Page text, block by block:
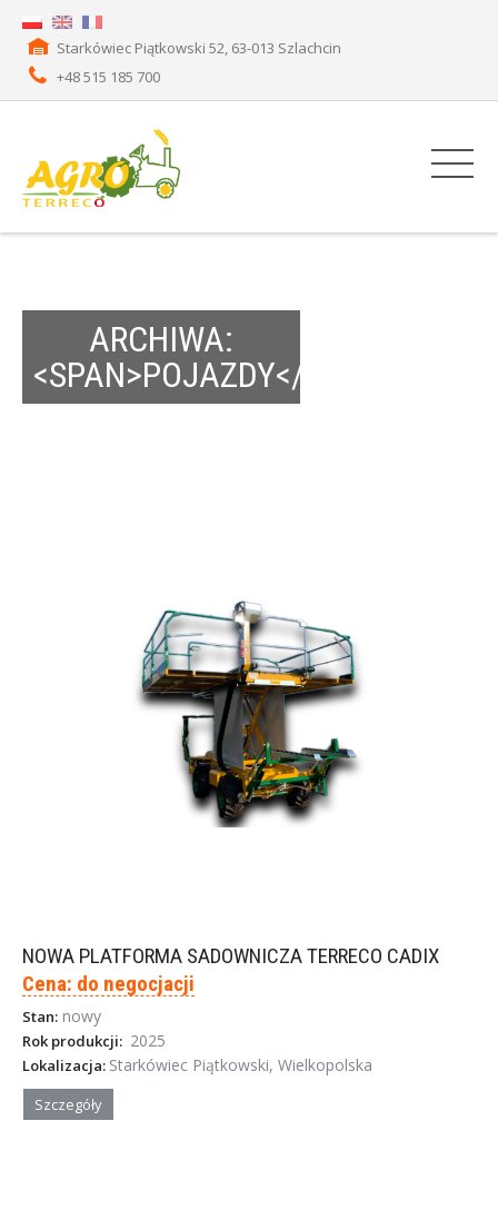
Starkówiec Piątkowski 52, 63-013 Szlachcin
+48 515 185 700
ARCHIWA:
<SPAN>POJAZDY</SPAN>
NOWA PLATFORMA SADOWNICZA TERRECO CADIX
Cena: do negocjacji
Stan: nowy
Rok produkcji: 2025
Lokalizacja: Starkówiec Piątkowski, Wielkopolska
Szczegóły